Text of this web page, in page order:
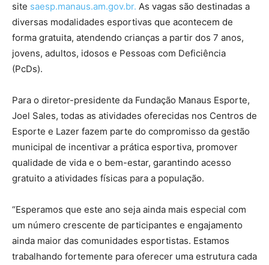
site saesp.manaus.am.gov.br. As vagas são destinadas a
diversas modalidades esportivas que acontecem de
forma gratuita, atendendo crianças a partir dos 7 anos,
jovens, adultos, idosos e Pessoas com Deficiência
(PcDs).
Para o diretor-presidente da Fundação Manaus Esporte,
Joel Sales, todas as atividades oferecidas nos Centros de
Esporte e Lazer fazem parte do compromisso da gestão
municipal de incentivar a prática esportiva, promover
qualidade de vida e o bem-estar, garantindo acesso
gratuito a atividades físicas para a população.
“Esperamos que este ano seja ainda mais especial com
um número crescente de participantes e engajamento
ainda maior das comunidades esportistas. Estamos
trabalhando fortemente para oferecer uma estrutura cada